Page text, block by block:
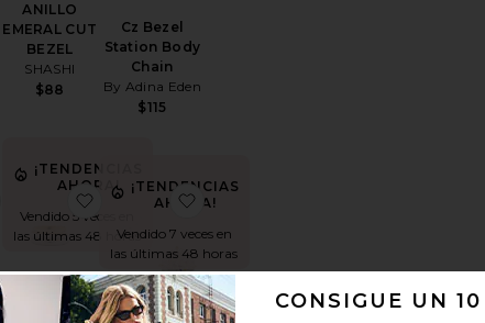
ANILLO
EMERAL CUT
BEZEL
SHASHI
$88
Cz Bezel
Station Body
Chain
By Adina Eden
$115
BLACK MINI
favoritoPENDIENTE MICRO KNOT
¡TENDENCIAS
AHORA!
Vendido 5 veces en
las últimas 48 horas
favoritoCONJUNTO DE ANILLOS LENNON
¡TENDENCIAS
AHORA!
Vendido 7 veces en
las últimas 48 horas
favoritoTACHUELA LARGE
CONSIGUE UN